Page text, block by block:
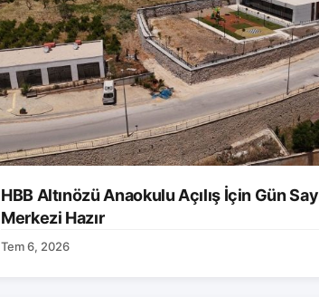
HBB Altınözü Anaokulu Açılış İçin Gün
Merkezi Hazır
Tem 6, 2026